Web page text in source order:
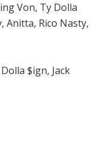
Von, Ty Dolla
Anitta, Rico Nasty,
$ign, Jack